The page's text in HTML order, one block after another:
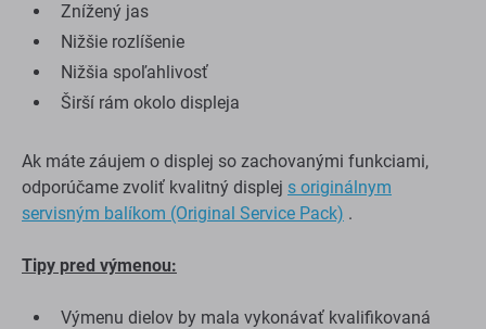
Znížený jas
Nižšie rozlíšenie
Nižšia spoľahlivosť
Širší rám okolo displeja
Ak máte záujem o displej so zachovanými funkciami,
odporúčame zvoliť kvalitný displej s originálnym
servisným balíkom (Original Service Pack) .
Tipy pred výmenou:
Výmenu dielov by mala vykonávať kvalifikovaná